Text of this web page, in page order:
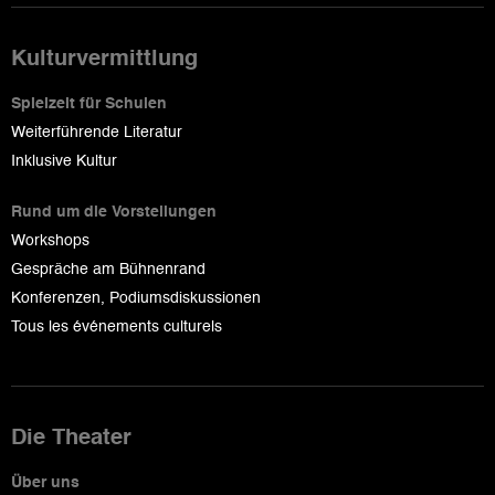
Kulturvermittlung
Spielzeit für Schulen
Weiterführende Literatur
Inklusive Kultur
Rund um die Vorstellungen
Workshops
Gespräche am Bühnenrand
Konferenzen, Podiumsdiskussionen
Tous les événements culturels
Die Theater
Über uns